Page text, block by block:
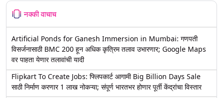
नक्की वाचाच
Artificial Ponds for Ganesh Immersion in Mumbai: गणपती
विसर्जनासाठी BMC 200 हून अधिक कृत्रिम तलाव उभारणार; Google Maps
वर पाहता येणार तलावांची यादी
Flipkart To Create Jobs: फ्लिपकार्ट आगामी Big Billion Days Sale
साठी निर्माण करणार 1 लाख नोकऱ्या; संपूर्ण भारतभर होणार पूर्ती केंद्रांचा विस्तार